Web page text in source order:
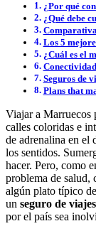
¿Por qué
¿Qué debe
Los 5
¿Cuál es el
Seguros de
Plans that
Viajar a Marruecos
calles coloridas e
de adrenalina en el
los sentidos.
hacer. Pero, como
problema de salud,
algún plato típico
un seguro de
por el país sea